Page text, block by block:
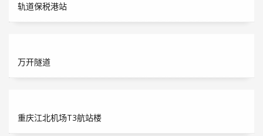
轨道保税港站
万开隧道
重庆江北机场T3航站楼